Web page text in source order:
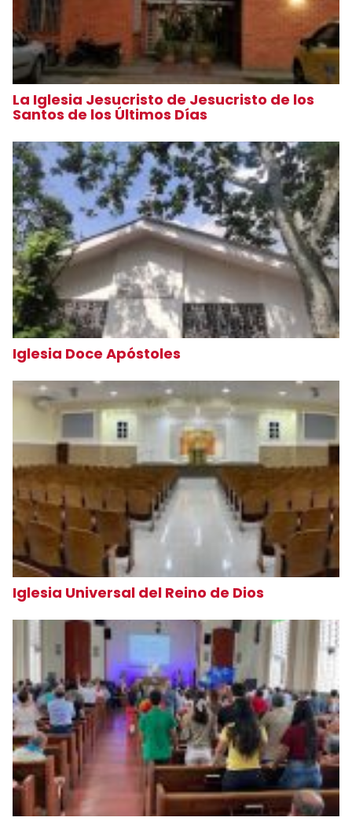
La Iglesia Jesucristo de Jesucristo de los
Santos de los Últimos Días
Iglesia Doce Apóstoles
Iglesia Universal del Reino de Dios